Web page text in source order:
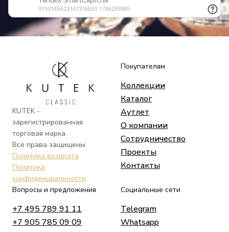
KUTEK -
зарегистрированная
торговая марка.
Все права защищены
Политика возврата
Политика
конфиденциальности
Покупателям
Коллекции
Каталог
Аутлет
О компании
Сотрудничество
Проекты
Контакты
Вопросы и предложения
+7 495 789 91 11
+7 905 785 09 09
Социальные сети
Telegram
Whatsapp